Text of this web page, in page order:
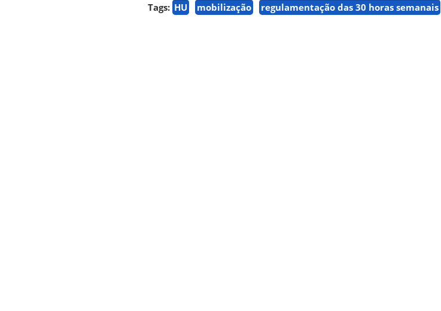
Tags: HU mobilização regulamentação das 30 horas semanais